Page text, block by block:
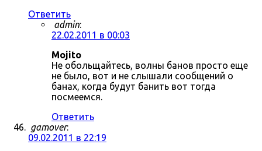
Ответить
admin:
22.02.2011 в 00:03
Mojito
Не обольщайтесь, волны банов просто еще
не было, вот и не слышали сообщений о
банах, когда будут банить вот тогда
посмеемся.
Ответить
gamover:
09.02.2011 в 22:19